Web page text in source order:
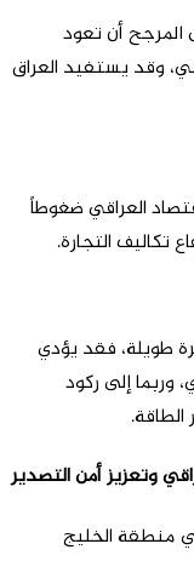
المرجح أن تعود
وقد يستفيد العراق
العراقي ضغوطاً
تكاليف التجارة.
طويلة، فقد يؤدي
وربما إلى ركود
وتعزيز أمن التصدير
منطقة الخليج